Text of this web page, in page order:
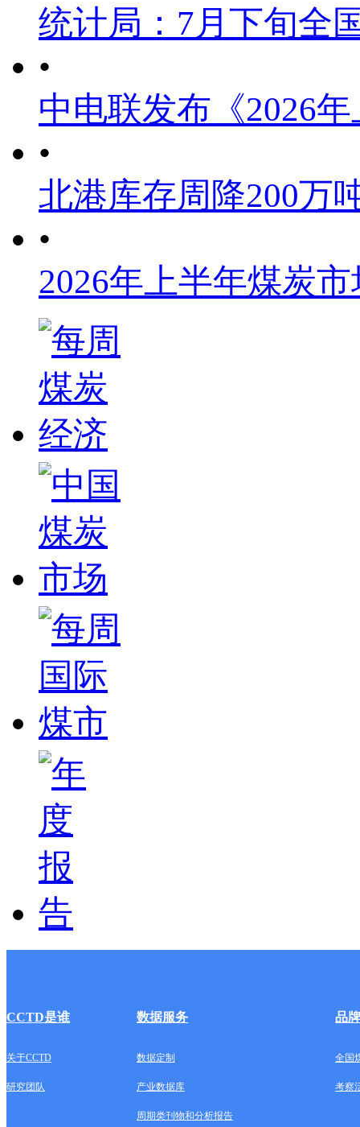
统计局：7月下旬全
•
中电联发布《2026
•
北港库存周降200万
•
2026年上半年煤炭
CCTD是谁 数据服务 品
关于CCTD 数据定制 全国
研究团队 产业数据库 考察
周期类刊物和分析报告